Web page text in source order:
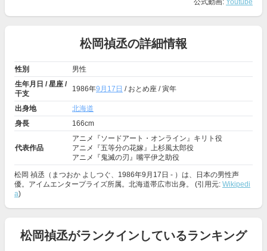
公式動画: Youtube
松岡禎丞の詳細情報
性別
男性
生年月日 / 星座 /
干支
1986年9月17日 / おとめ座 / 寅年
出身地
北海道
身長
166cm
代表作品
アニメ『ソードアート・オンライン』キリト役
アニメ『五等分の花嫁』上杉風太郎役
アニメ『鬼滅の刃』嘴平伊之助役
松岡 禎丞（まつおか よしつぐ、1986年9月17日 - ）は、日本の男性声
優。アイムエンタープライズ所属。北海道帯広市出身。 (引用元: Wikipedi
a)
松岡禎丞がランクインしているランキング